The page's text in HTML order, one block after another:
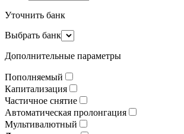
Уточнить банк
Выбрать банк
Дополнительные параметры
Пополняемый
Капитализация
Частичное снятие
Автоматическая пролонгация
Мультивалютный